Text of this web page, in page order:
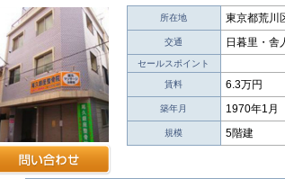
所在地 東京都荒川
交通 日暮里・舎
セールスポイント
賃料 6.3万円
築年月 1970年1月
規模 5階建